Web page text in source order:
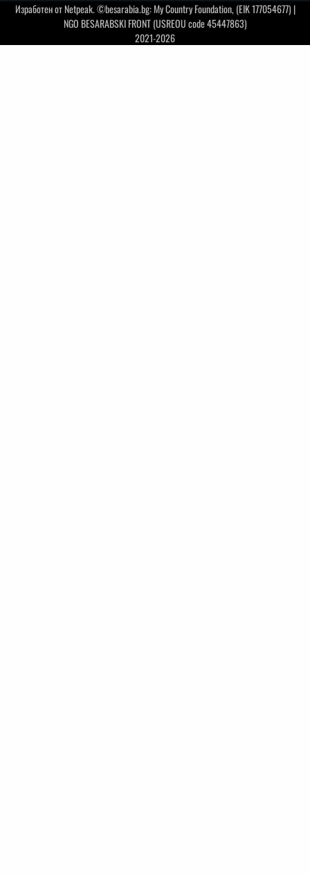
Изработен отNetpeak. ©besarabia.bg: My Country Foundation, (EIK 177054677) |
NGO BESARABSKI FRONT (USREOU code 45447863)
2021-2026